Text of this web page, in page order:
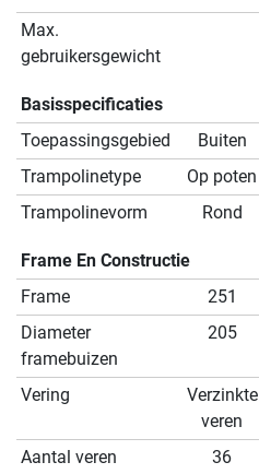
Max.
gebruikersgewicht
Basisspecificaties
Toepassingsgebied
Buiten
Trampolinetype
Op poten
Trampolinevorm
Rond
Frame En Constructie
Frame
251
Diameter
framebuizen
205
Vering
Verzinkte
veren
Aantal veren
36